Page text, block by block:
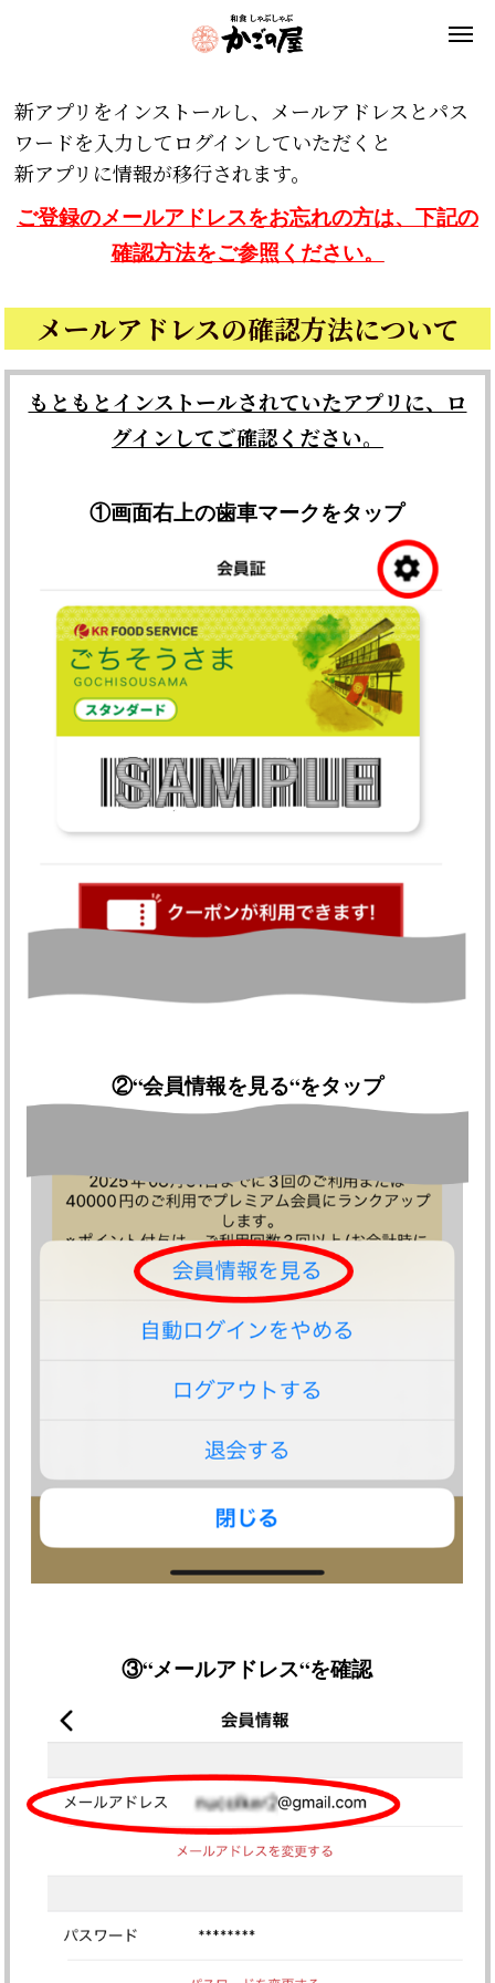
新アプリをインストールし、メールアドレスとパス
ワードを入力してログインしていただくと
新アプリに情報が移行されます。
ご登録のメールアドレスをお忘れの方は、下記の
確認方法をご参照ください。
メールアドレスの確認方法について
もともとインストールされていたアプリに、ロ
グインしてご確認ください。
①画面右上の歯車マークをタップ
②“会員情報を見る“をタップ
③“メールアドレス“を確認